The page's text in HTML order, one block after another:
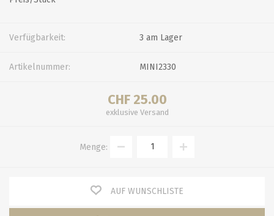
Verfügbarkeit: 3 am Lager
Artikelnummer: MINI2330
CHF 25.00
exklusive Versand
Menge:
AUF WUNSCHLISTE